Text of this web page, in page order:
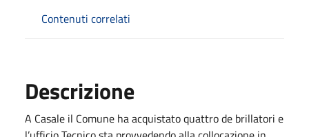
Contenuti correlati
Descrizione
A Casale il Comune ha acquistato quattro de brillatori e